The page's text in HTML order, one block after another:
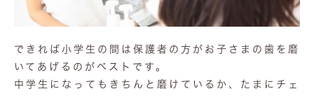
できれば小学生の間は保護者の方がお子さまの歯を磨
いてあげるのがベストです。
中学生になってもきちんと磨けているか、たまにチェ